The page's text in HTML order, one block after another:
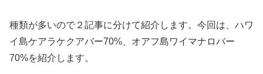
種類が多いので２記事に分けて紹介します。今回は、ハワ
イ島ケアラケクアバー70%、オアフ島ワイマナロバー
70%を紹介します。